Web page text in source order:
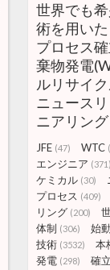
世界でも
術を用い
プロセス
棄物発電
ルリサイ
ニュース
ニアリン
JFE (47) WTC
エンジニア (371)
ケミカル (30)
プロセス (409)
リング (200)
体制 (306) 始動
技術 (3532) 本
発電 (298) 確立